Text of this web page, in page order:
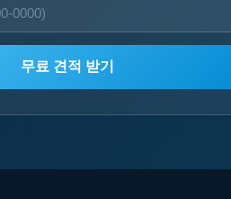
무료 견적 받기